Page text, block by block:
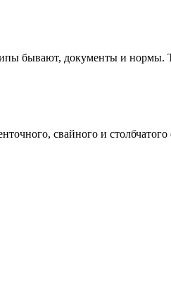
бывают, документы и нормы.
свайного и столбчатого